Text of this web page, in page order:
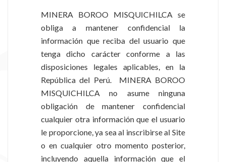
MINERA BOROO MISQUICHILCA se
obliga a mantener confidencial la
información que reciba del usuario que
tenga dicho carácter conforme a las
disposiciones legales aplicables, en la
República del Perú. MINERA BOROO
MISQUICHILCA no asume ninguna
obligación de mantener confidencial
cualquier otra información que el usuario
le proporcione, ya sea al inscribirse al Site
o en cualquier otro momento posterior,
incluyendo aquella información que el